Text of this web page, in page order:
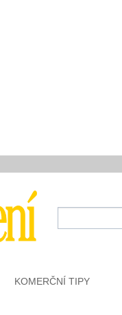
KOMERČNÍ TIPY